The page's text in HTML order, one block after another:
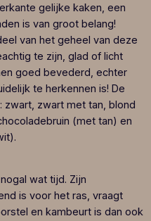
gelijke kaken, een
is van groot belang!
van het geheel van deze
te zijn, glad of licht
goed bevederd, echter
te herkennen is! De
zwart met tan, blond
(met tan) en
wat tijd. Zijn
is voor het ras, vraagt
en kambeurt is dan ook